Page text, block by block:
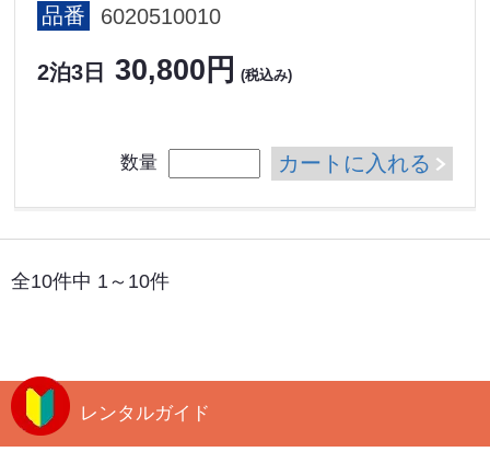
品番 6020510010
2泊3日 30,800円 (税込み)
数量 カートに入れる
全10件中 1～10件
レンタルガイド